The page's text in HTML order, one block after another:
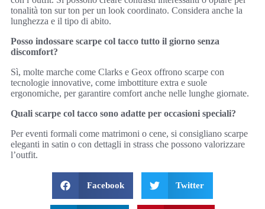
tonalità ton sur ton per un look coordinato. Considera anche la
lunghezza e il tipo di abito.
Posso indossare scarpe col tacco tutto il giorno senza
discomfort?
Sì, molte marche come Clarks e Geox offrono scarpe con
tecnologie innovative, come imbottiture extra e suole
ergonomiche, per garantire comfort anche nelle lunghe giornate.
Quali scarpe col tacco sono adatte per occasioni speciali?
Per eventi formali come matrimoni o cene, si consigliano scarpe
eleganti in satin o con dettagli in strass che possono valorizzare
l’outfit.
Facebook Twitter